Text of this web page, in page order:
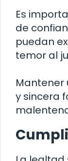
Es
de
puedan
temor al
Mantener
y sincera